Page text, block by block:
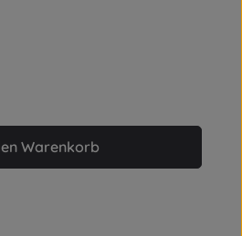
Wert ein oder
Warenkorb